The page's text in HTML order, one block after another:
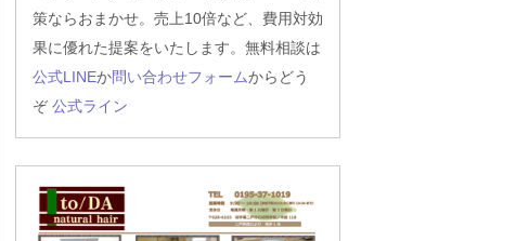
策ならおまかせ。売上10倍など、費用対効
果に優れた提案をいたします。無料相談は
公式LINEか問い合わせフォームからどう
ぞ 公式ライン